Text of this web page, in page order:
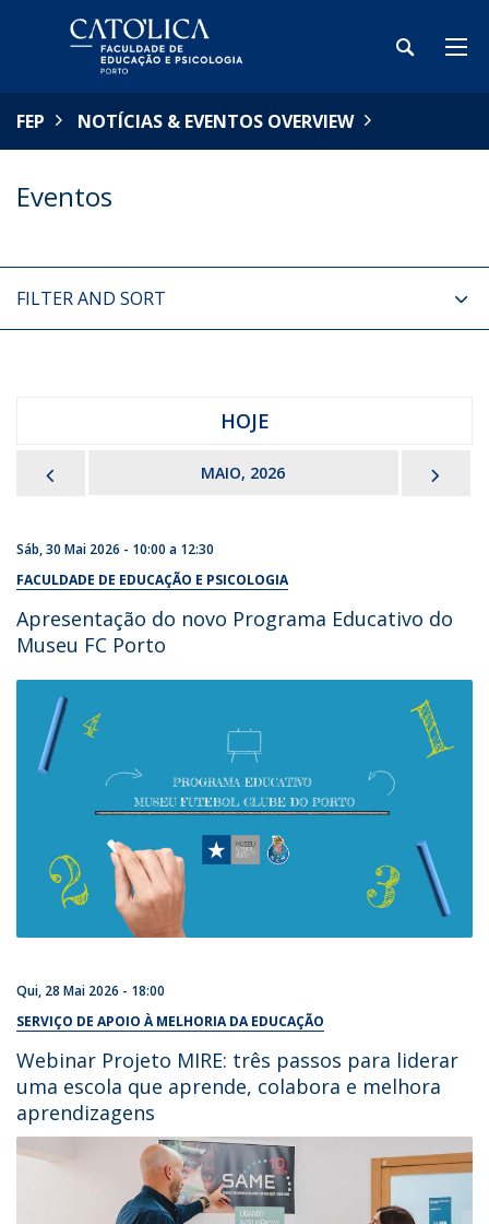
FEP NOTÍCIAS & EVENTOS OVERVIEW
Eventos
FILTER AND SORT
HOJE
MAIO, 2026
Sáb, 30 Mai 2026 - 10:00 a 12:30
FACULDADE DE EDUCAÇÃO E PSICOLOGIA
Apresentação do novo Programa Educativo do
Museu FC Porto
Qui, 28 Mai 2026 - 18:00
SERVIÇO DE APOIO À MELHORIA DA EDUCAÇÃO
Webinar Projeto MIRE: três passos para liderar
uma escola que aprende, colabora e melhora
aprendizagens